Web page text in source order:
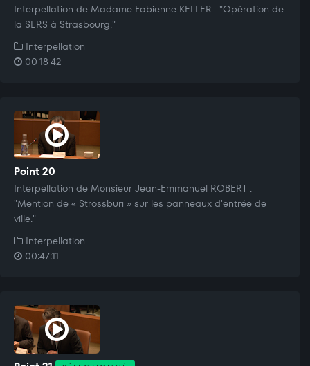
Interpellation de Madame Fabienne KELLER : "Opération de
la SERS à Strasbourg."
Interpellation
00:18:42
Point 20
Interpellation de Monsieur Jean-Emmanuel ROBERT :
"Mention de « Strossburi » sur les panneaux d'entrée de
ville."
Interpellation
00:47:11